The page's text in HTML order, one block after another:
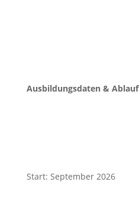
Ausbildungsdaten & Ablauf
Start: September 2026